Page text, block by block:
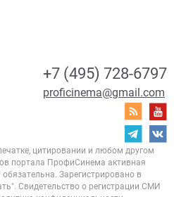
+7 (495) 728-6797
proficinema@gmail.com
цитировании и любом другом
портала ПрофиСинема активная
Зарегистрировано в
Свидетельство о регистрации СМИ